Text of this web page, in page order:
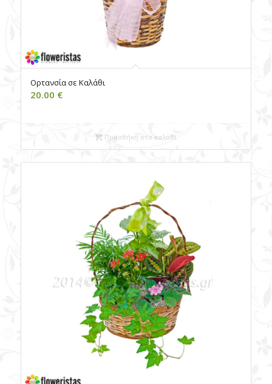
Ορτανσία σε Καλάθι
20.00 €
Προσθήκη στο καλάθι